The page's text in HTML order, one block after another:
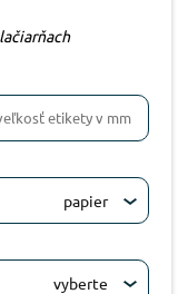
papier
vyberte